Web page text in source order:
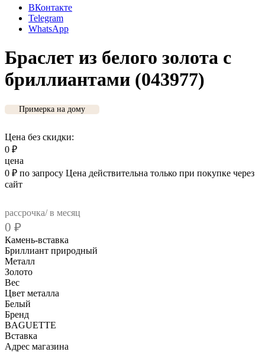
ВКонтакте
Telegram
WhatsApp
Браслет из белого золота с
бриллиантами (043977)
Примерка на дому
Цена без скидки:
0 ₽
цена
0 ₽ по запросу Цена действительна только при покупке через
сайт
рассрочка/ в месяц
0 ₽
Камень-вставка
Бриллиант природный
Металл
Золото
Вес
Цвет металла
Белый
Бренд
BAGUETTE
Вcтавка
Адрес магазина